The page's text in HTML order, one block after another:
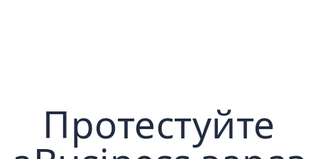
Протестуйте